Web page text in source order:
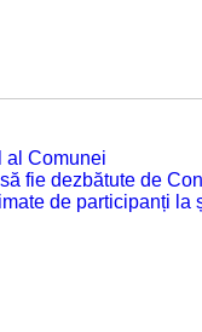
al Comunei
fie dezbătute de
de participanți la